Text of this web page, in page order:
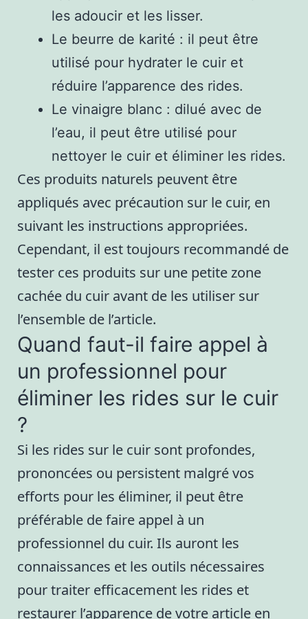
les adoucir et les lisser.
Le beurre de karité : il peut être
utilisé pour hydrater le cuir et
réduire l’apparence des rides.
Le vinaigre blanc : dilué avec de
l’eau, il peut être utilisé pour
nettoyer le cuir et éliminer les rides.
Ces produits naturels peuvent être
appliqués avec précaution sur le cuir, en
suivant les instructions appropriées.
Cependant, il est toujours recommandé de
tester ces produits sur une petite zone
cachée du cuir avant de les utiliser sur
l’ensemble de l’article.
Quand faut-il faire appel à
un professionnel pour
éliminer les rides sur le cuir
?
Si les rides sur le cuir sont profondes,
prononcées ou persistent malgré vos
efforts pour les éliminer, il peut être
préférable de faire appel à un
professionnel du cuir. Ils auront les
connaissances et les outils nécessaires
pour traiter efficacement les rides et
restaurer l’apparence de votre article en